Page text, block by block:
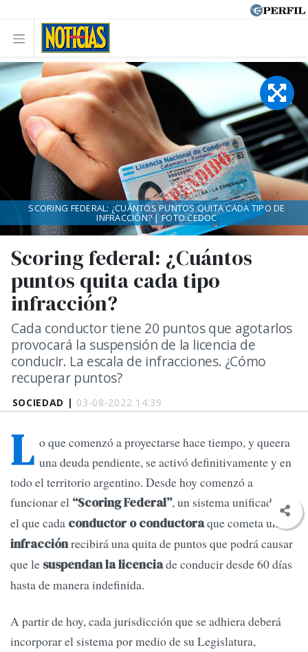
SOCIEDAD | 03-08-2022 14:39
Scoring federal: ¿Cuántos
puntos quita cada tipo
infracción?
Cada conductor tiene 20 puntos que agotarlos
provocará la suspensión de la licencia de
conducir. La escala de infracciones. ¿Cómo
recuperar puntos?
SCORING FEDERAL: ¿CUÁNTOS PUNTOS QUITA CADA TIPO DE
INFRACCIÓN? | FOTO:CEDOC
L o que comenzó a proyectarse hace tiempo, y queera
una deuda pendiente, se activó definitivamente y en
todo el territorio argentino. Desde hoy comenzó a
funcionar el “Scoring Federal”, un sistema unificado en
el que cada conductor o conductoraque cometa una
infracciónrecibirá una quita de puntos que podrá causar
que le suspendan la licenciade conducir desde 60 días
hasta de manera indefinida.
A partir de hoy, cada jurisdicción que se adhiera deberá
incorporar el sistema por medio de su Legislatura,